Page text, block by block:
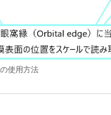
使用方法